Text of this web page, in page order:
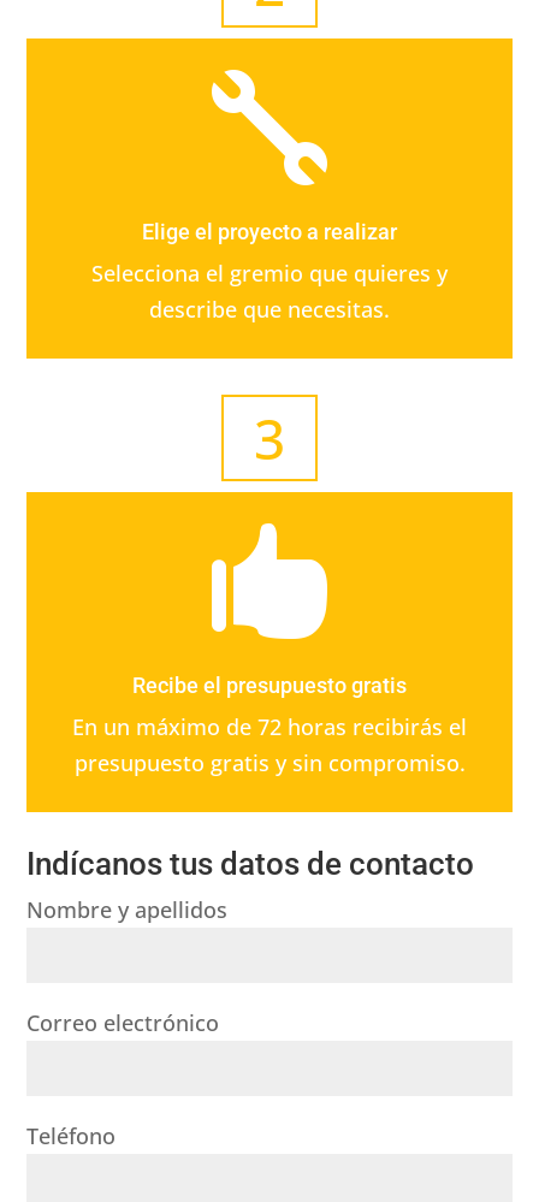

Elige el proyecto a realizar
Selecciona el gremio que quieres y
describe que necesitas.
3

Recibe el presupuesto gratis
En un máximo de 72 horas recibirás el
presupuesto gratis y sin compromiso.
Indícanos tus datos de contacto
Nombre y apellidos
Correo electrónico
Teléfono